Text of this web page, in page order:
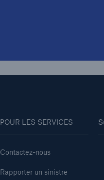
POUR LES SERVICES
Contactez-nous
Rapporter un sinistre